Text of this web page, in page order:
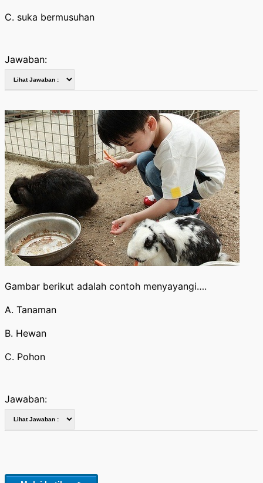
C. suka bermusuhan
Jawaban:
Gambar berikut adalah contoh menyayangi….
A. Tanaman
B. Hewan
C. Pohon
Jawaban: